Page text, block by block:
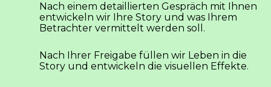
Nach einem detaillierten Gespräch mit Ihnen
entwickeln wir Ihre Story und was Ihrem
Betrachter vermittelt werden soll.
Nach Ihrer Freigabe füllen wir Leben in die
Story und entwickeln die visuellen Effekte.